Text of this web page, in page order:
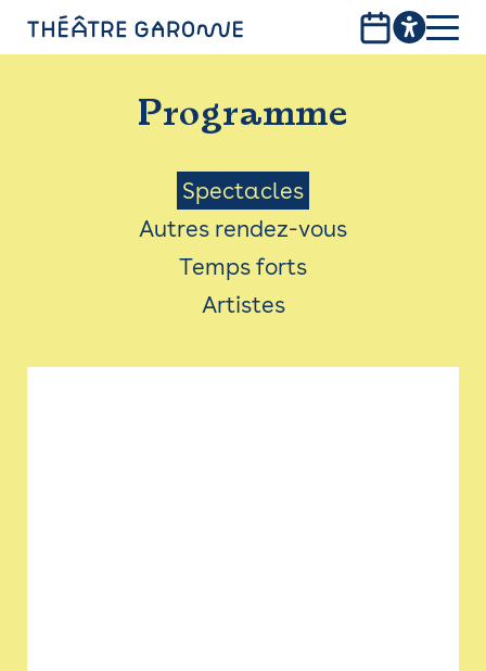
PROGRAMME
INFOS PRATIQUES
AVEC LES PUBLICS
ACCESSIBILITÉ
LES PRODUCTIONS
Programme
Menu
Saison
Spectacles
Autres rendez-vous
Temps forts
Artistes